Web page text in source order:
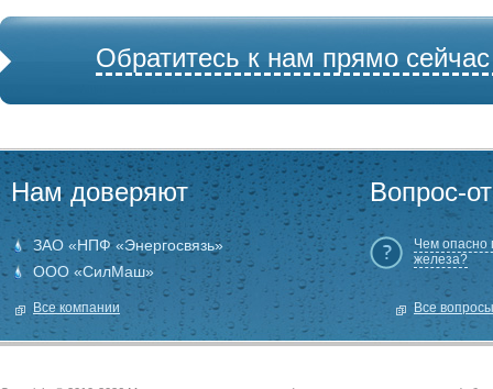
Обратитесь к нам прямо
Нам доверяют
ЗАО «НПФ «Энергосвязь»
ООО «СилМаш»
Все компании
Вопрос-
Чем опасно
железа?
Все вопросы